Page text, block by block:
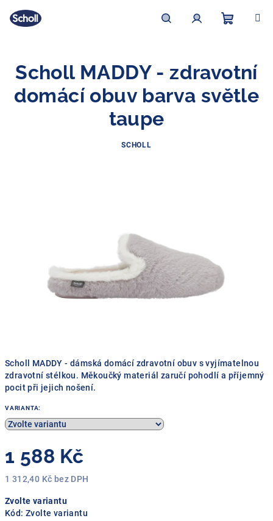
obsah
košík
Scholl MADDY - dámská domácí zdravotní obuv s vyjímatelnou
zdravotní stélkou. Měkoučký materiál zaručí pohodlí a příjemný
pocit při jejich nošení.
VARIANTA:
1 588 Kč
1 312,40 Kč bez DPH
cena:
Zvolte variantu
Kód: Zvolte variantu
Scholl MADDY - zdravotní
domácí obuv barva světle
taupe
SCHOLL